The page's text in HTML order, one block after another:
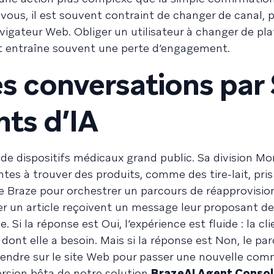
il est souvent contraint de changer de canal,
Web. Obliger un utilisateur à changer de
souvent une perte d’engagement.
conversations par
d’IA
dispositifs médicaux grand public. Sa division
à trouver des produits, comme des tire-lait,
Braze pour orchestrer un parcours de
un article reçoivent un message leur proposant de
Si la réponse est Oui, l’expérience est fluide : la
elle a besoin. Mais si la réponse est Non, le
sur le site Web pour passer une nouvelle